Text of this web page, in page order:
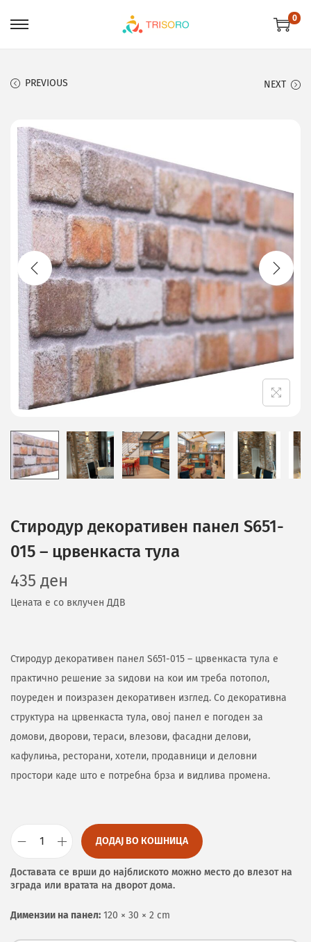
0
PREVIOUS NEXT
Стиродур декоративен панел S651-
015 – црвенкаста тула
435 ден
Цената е со вклучен ДДВ
Стиродур декоративен панел S651-015 – црвенкаста тула е
практично решение за ѕидови на кои им треба потопол,
поуреден и поизразен декоративен изглед. Со декоративна
структура на црвенкаста тула, овој панел е погоден за
домови, дворови, тераси, влезови, фасадни делови,
кафулиња, ресторани, хотели, продавници и деловни
простори каде што е потребна брза и видлива промена.
ДОДАЈ ВО КОШНИЦА
Доставата се врши до најблиското можно место до влезот на
зграда или вратата на дворот дома.
Димензии на панел: 120 × 30 × 2 cm